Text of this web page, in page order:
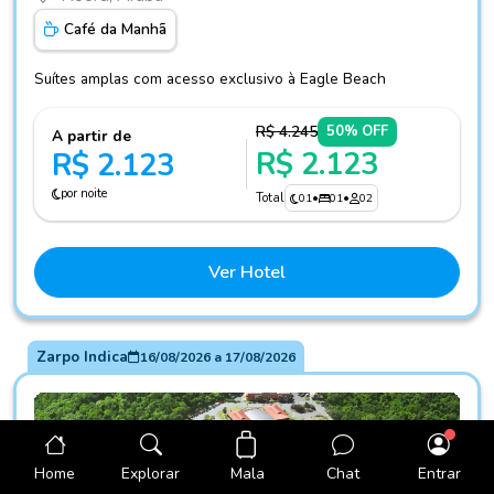
Café da Manhã
Suítes amplas com acesso exclusivo à Eagle Beach
A partir de
R$ 2.123
por noite
R$ 4.245 50% OFF
R$ 2.123
Total 01• 01• 02
Ver Hotel
Zarpo Indica 16/08/2026a 17/08/2026
Home Explorar Mala Chat Entrar